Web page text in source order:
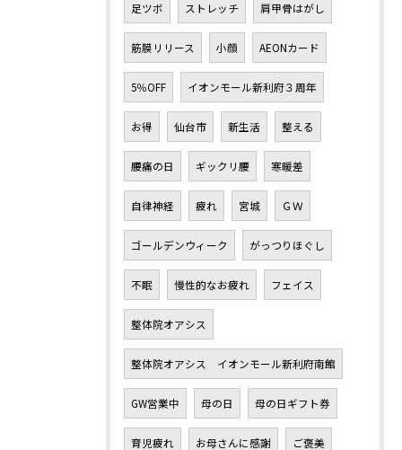
足ツボ ストレッチ 肩甲骨はがし
筋膜リリース 小顔 AEONカード
5％OFF イオンモール新利府３周年
お得 仙台市 新生活 整える
腰痛の日 ギックリ腰 寒暖差
自律神経 疲れ 宮城 ＧＷ
ゴールデンウィーク がっつりほぐし
不眠 慢性的なお疲れ フェイス
整体院オアシス
整体院オアシス イオンモール新利府南館
GW営業中 母の日 母の日ギフト券
育児疲れ お母さんに感謝 ご褒美